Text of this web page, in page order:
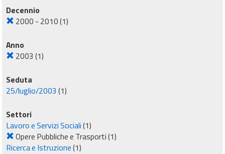
Decennio
2000 - 2010(1)
Anno
2003 (1)
Seduta
25/luglio/2003 (1)
Settori
Lavoro e Servizi Sociali(1)
Opere Pubbliche e Trasporti(1)
Ricerca e Istruzione(1)